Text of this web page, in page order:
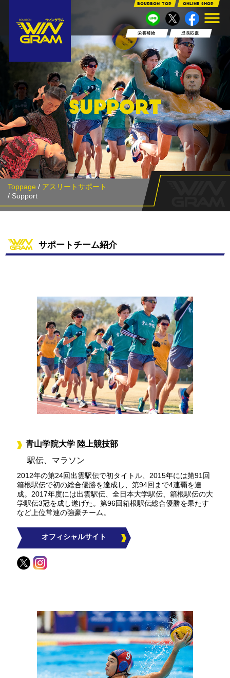
bourbon TOP ONLINE SHOP
栄養補給 成長応援
SUPPORT
Toppage / アスリートサポート
/ Support
サポートチーム紹介
青山学院大学 陸上競技部
駅伝、マラソン
2012年の第24回出雲駅伝で初タイトル、2015年には第91回
箱根駅伝で初の総合優勝を達成し、第94回まで4連覇を達
成。2017年度には出雲駅伝、全日本大学駅伝、箱根駅伝の大
学駅伝3冠を成し遂げた。第96回箱根駅伝総合優勝を果たす
など上位常連の強豪チーム。
オフィシャルサイト